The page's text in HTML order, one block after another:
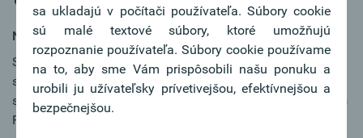
Náš spoločný cieľ:
Sie möchten neben Ihrem Studium erste Berufserfahrung
sammeln und sich Kenntnisse über Bankprodukte und -
services aneignen? Dann freuen wir uns im Rahmen dieses
Praktikums auf Ihre Mitarbeit!
sa ukladajú v počítači používateľa. Súbory cookie
sú malé textové súbory, ktoré umožňujú
rozpoznanie používateľa. Súbory cookie používame
na to, aby sme Vám prispôsobili našu ponuku a
urobili ju užívateľsky prívetivejšou, efektívnejšou a
bezpečnejšou.